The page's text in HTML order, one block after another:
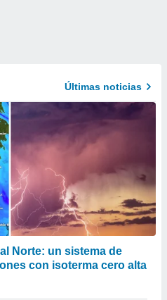
Últimas noticias
Norte: un sistema de
con isoterma cero alta